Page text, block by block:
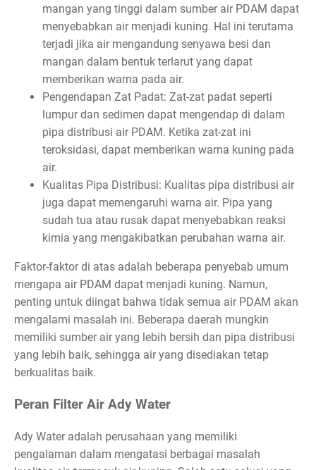
mangan yang tinggi dalam sumber air PDAM dapat
menyebabkan air menjadi kuning. Hal ini terutama
terjadi jika air mengandung senyawa besi dan
mangan dalam bentuk terlarut yang dapat
memberikan warna pada air.
Pengendapan Zat Padat: Zat-zat padat seperti
lumpur dan sedimen dapat mengendap di dalam
pipa distribusi air PDAM. Ketika zat-zat ini
teroksidasi, dapat memberikan warna kuning pada
air.
Kualitas Pipa Distribusi: Kualitas pipa distribusi air
juga dapat memengaruhi warna air. Pipa yang
sudah tua atau rusak dapat menyebabkan reaksi
kimia yang mengakibatkan perubahan warna air.
Faktor-faktor di atas adalah beberapa penyebab umum
mengapa air PDAM dapat menjadi kuning. Namun,
penting untuk diingat bahwa tidak semua air PDAM akan
mengalami masalah ini. Beberapa daerah mungkin
memiliki sumber air yang lebih bersih dan pipa distribusi
yang lebih baik, sehingga air yang disediakan tetap
berkualitas baik.
Peran Filter Air Ady Water
Ady Water adalah perusahaan yang memiliki
pengalaman dalam mengatasi berbagai masalah